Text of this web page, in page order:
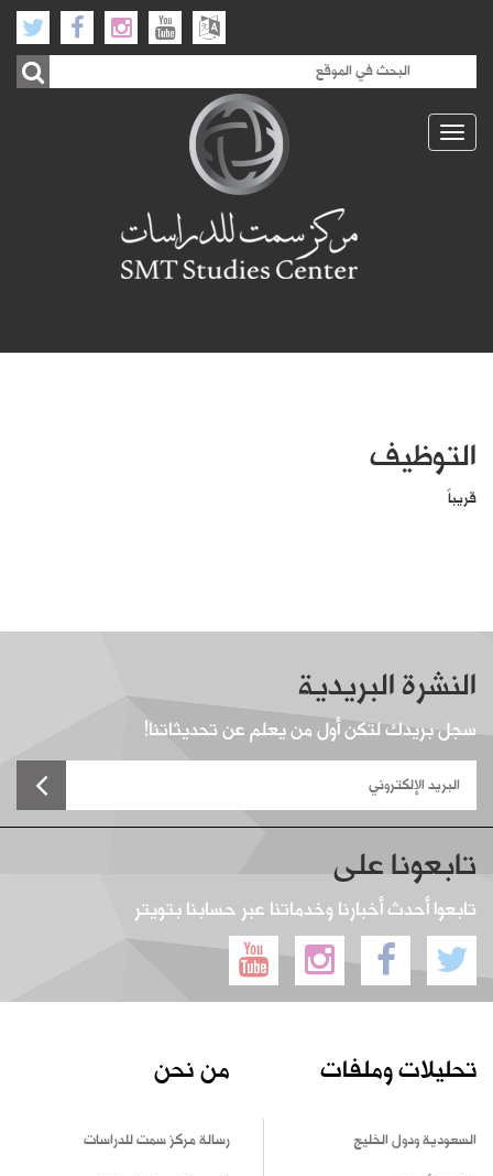
Toggle
navigation
التوظيف
قريباً
النشرة البريدية
سجل بريدك لتكن أول من يعلم عن تحديثاتنا!
تابعونا على
تابعوا أحدث أخبارنا وخدماتنا عبر حسابنا بتويتر
تحليلات وملفات
السعودية ودول الخليج
من نحن
رسالة مركز سمت للدراسات